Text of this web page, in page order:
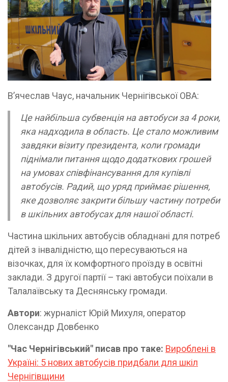
В’ячеслав Чаус, начальник Чернігівської ОВА:
Це найбільша субвенція на автобуси за 4 роки,
яка надходила в область. Це стало можливим
завдяки візиту президента, коли громади
піднімали питання щодо додаткових грошей
на умовах співфінансування для купівлі
автобусів. Радий, що уряд приймає рішення,
яке дозволяє закрити більшу частину потреби
в шкільних автобусах для нашої області.
Частина шкільних автобусів обладнані для потреб
дітей з інвалідністю, що пересуваються на
візочках, для їх комфортного проїзду в освітні
заклади. З другої партії – такі автобуси поїхали в
Талалаївську та Деснянську громади.
Автори: журналіст Юрій Михуля, оператор
Олександр Довбенко
"Час Чернігівський" писав про таке: Вироблені в
Україні: 5 нових автобусів придбали для шкіл
Чернігівщини